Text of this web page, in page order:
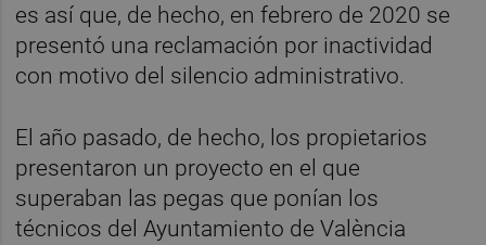
es así que, de hecho, en febrero de 2020 se
presentó una reclamación por inactividad
con motivo del silencio administrativo.
El año pasado, de hecho, los propietarios
presentaron un proyecto en el que
superaban las pegas que ponían los
técnicos del Ayuntamiento de València